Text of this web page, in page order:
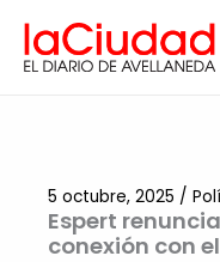
contenido
Espert
conexión con
5 octubre, 2025 /